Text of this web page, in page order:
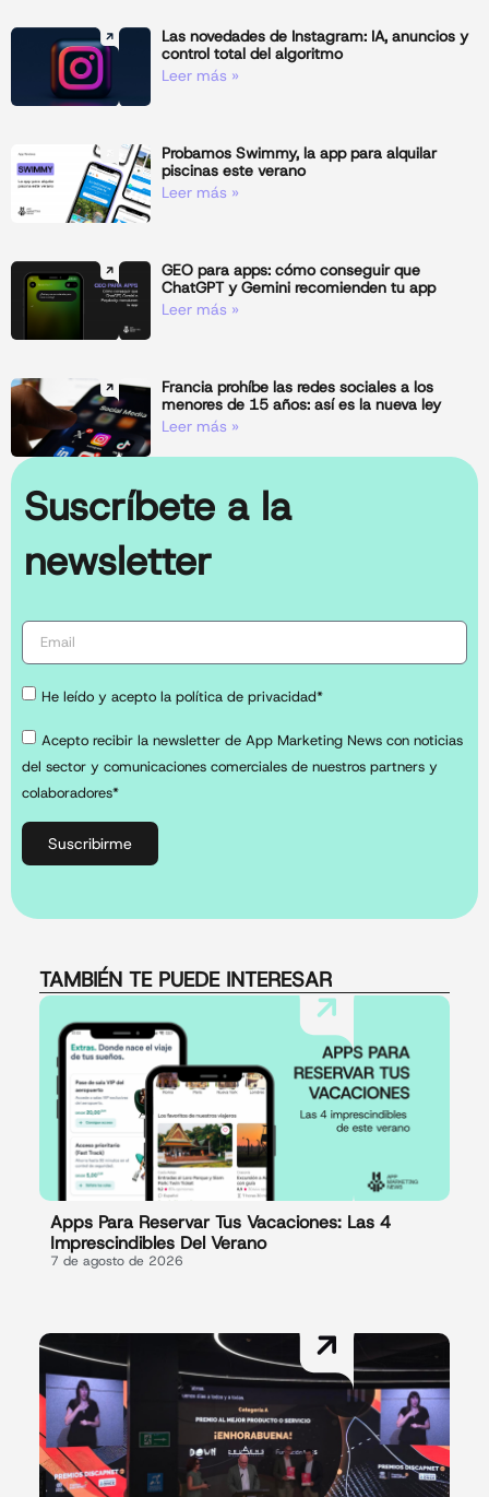
Las novedades de Instagram: IA, anuncios y
control total del algoritmo
Leer más »
Probamos Swimmy, la app para alquilar
piscinas este verano
Leer más »
GEO para apps: cómo conseguir que
ChatGPT y Gemini recomienden tu app
Leer más »
Francia prohíbe las redes sociales a los
menores de 15 años: así es la nueva ley
Leer más »
Suscríbete a la
newsletter
He leído y acepto la política de privacidad*
Acepto recibir la newsletter de App Marketing News con noticias
del sector y comunicaciones comerciales de nuestros partners y
colaboradores*
Suscribirme
TAMBIÉN TE PUEDE INTERESAR
Apps Para Reservar Tus Vacaciones: Las 4
Imprescindibles Del Verano
7 de agosto de 2026